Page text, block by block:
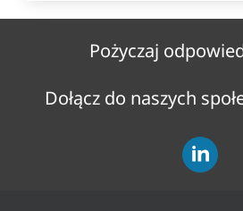
Pożyczaj
Dołącz do naszych